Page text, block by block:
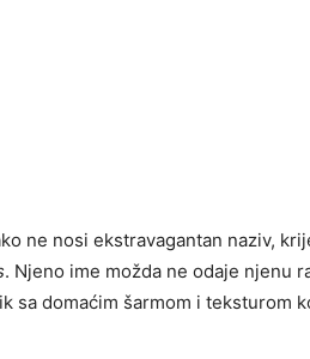
ne nosi ekstravagantan naziv,
. Njeno ime možda ne odaje njenu
sa domaćim šarmom i teksturom